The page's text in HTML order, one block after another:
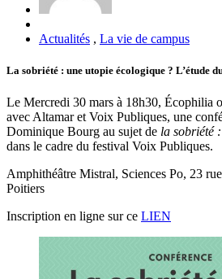
Actualités , La vie de campus
La sobriété : une utopie écologique ? L’étude
Le Mercredi 30 mars à 18h30, Écophilia
avec Altamar et Voix Publiques, une
Dominique Bourg au sujet de la sobriété
dans le cadre du festival Voix Publiques.
Amphithéâtre Mistral, Sciences Po, 23
Poitiers
Inscription en ligne sur ce LIEN